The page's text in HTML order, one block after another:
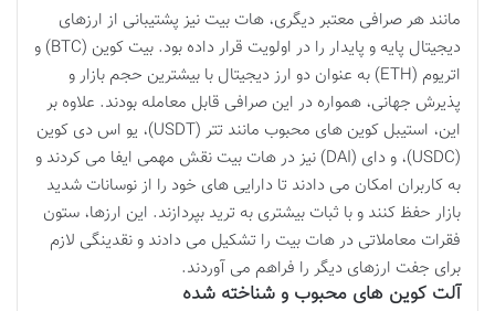
مانند هر صرافی معتبر دیگری، هات بیت نیز پشتیبانی از ارزهای
دیجیتال پایه و پایدار را در اولویت قرار داده بود. بیت کوین (BTC) و
اتریوم (ETH) به عنوان دو ارز دیجیتال با بیشترین حجم بازار و
پذیرش جهانی، همواره در این صرافی قابل معامله بودند. علاوه بر
این، استیبل کوین های محبوب مانند تتر (USDT)، یو اس دی کوین
(USDC)، و دای (DAI) نیز در هات بیت نقش مهمی ایفا می کردند و
به کاربران امکان می دادند تا دارایی های خود را از نوسانات شدید
بازار حفظ کنند و با ثبات بیشتری به ترید بپردازند. این ارزها، ستون
فقرات معاملاتی در هات بیت را تشکیل می دادند و نقدینگی لازم
برای جفت ارزهای دیگر را فراهم می آوردند.
آلت کوین های محبوب و شناخته شده